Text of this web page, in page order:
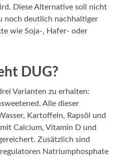
Diese Alternative soll nicht
noch deutlich nachhaltiger
wie Soja-, Hafer- oder
DUG?
Varianten zu erhalten:
Alle dieser
Kartoffeln, Rapsöl und
Calcium, Vitamin D und
Zusätzlich sind
Natriumphosphate